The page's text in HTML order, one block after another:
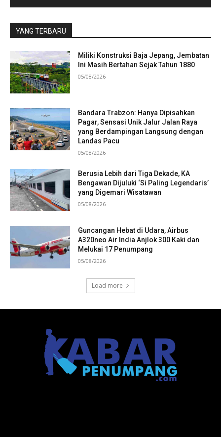
YANG TERBARU
Miliki Konstruksi Baja Jepang, Jembatan
Ini Masih Bertahan Sejak Tahun 1880
05/08/2026
Bandara Trabzon: Hanya Dipisahkan
Pagar, Sensasi Unik Jalur Jalan Raya
yang Berdampingan Langsung dengan
Landas Pacu
05/08/2026
Berusia Lebih dari Tiga Dekade, KA
Bengawan Dijuluki ‘Si Paling Legendaris’
yang Digemari Wisatawan
05/08/2026
Guncangan Hebat di Udara, Airbus
A320neo Air India Anjlok 300 Kaki dan
Melukai 17 Penumpang
05/08/2026
Load more